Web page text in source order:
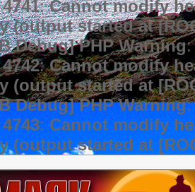
4741:Cannot modify
(output started at
Debug] PHP Warning
4742:Cannot modify
(output started at
Debug] PHP Warning:
4743: Cannot modify
(output started at